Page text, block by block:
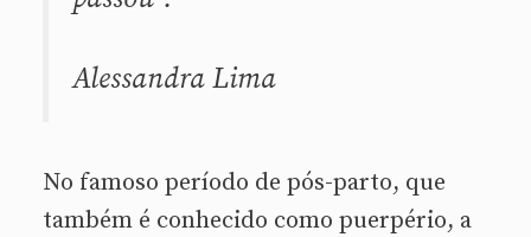
Alessandra Lima
No famoso período de pós-parto, que
também é conhecido como puerpério, a